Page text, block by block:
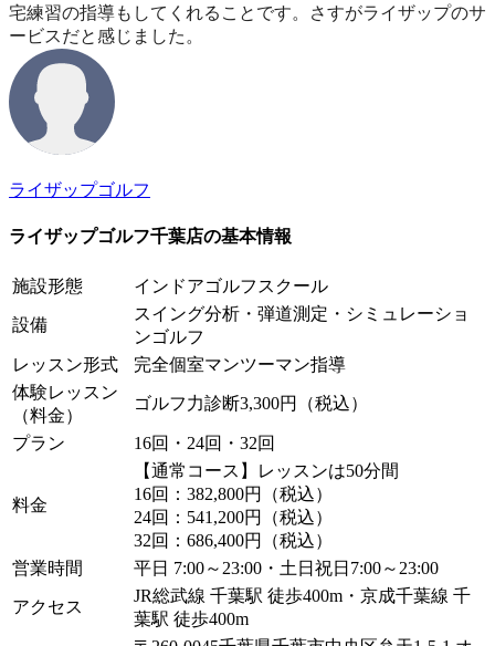
宅練習の指導もしてくれることです。さすがライザップのサ
ービスだと感じました。
ライザップゴルフ
ライザップゴルフ千葉店の基本情報
施設形態 インドアゴルフスクール
設備
スイング分析・弾道測定・シミュレーショ
ンゴルフ
レッスン形式
完全個室マンツーマン指導
体験レッスン
（料金）
ゴルフ力診断3,300円（税込）
プラン 16回・24回・32回
料金
【通常コース】レッスンは50分間
16回：382,800円（税込）
24回：541,200円（税込）
32回：686,400円（税込）
営業時間
平日 7:00～23:00・土日祝日7:00～23:00
アクセス
JR総武線 千葉駅 徒歩400m・京成千葉線 千
葉駅 徒歩400m